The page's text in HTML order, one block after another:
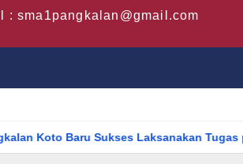
: sma1pangkalan@gmail.com
Sukses Laksanakan Tugas pada